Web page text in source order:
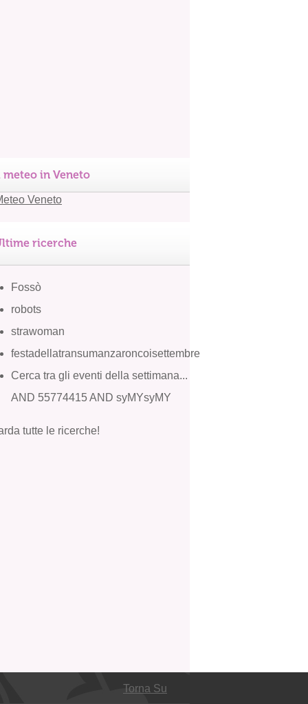
meteo in Veneto
ricerche
Fossò
robots
strawoman
festadellatransumanzaroncoisettembre
Cerca tra gli eventi della settimana...
AND 55774415 AND syMYsyMY
tutte le ricerche!
Torna Su